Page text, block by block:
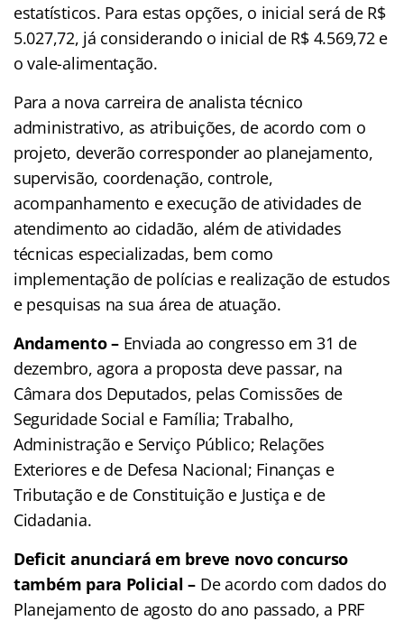
estatísticos. Para estas opções, o inicial será de R$
5.027,72, já considerando o inicial de R$ 4.569,72 e
o vale-alimentação.
Para a nova carreira de analista técnico
administrativo, as atribuições, de acordo com o
projeto, deverão corresponder ao planejamento,
supervisão, coordenação, controle,
acompanhamento e execução de atividades de
atendimento ao cidadão, além de atividades
técnicas especializadas, bem como
implementação de polícias e realização de estudos
e pesquisas na sua área de atuação.
Andamento – Enviada ao congresso em 31 de
dezembro, agora a proposta deve passar, na
Câmara dos Deputados, pelas Comissões de
Seguridade Social e Família; Trabalho,
Administração e Serviço Público; Relações
Exteriores e de Defesa Nacional; Finanças e
Tributação e de Constituição e Justiça e de
Cidadania.
Deficit anunciará em breve novo concurso
também para Policial – De acordo com dados do
Planejamento de agosto do ano passado, a PRF